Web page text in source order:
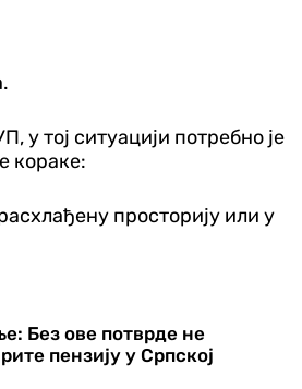
у тој ситуацији потребно је
кораке:
просторију или у
Без ове потврде не
пензију у Српској